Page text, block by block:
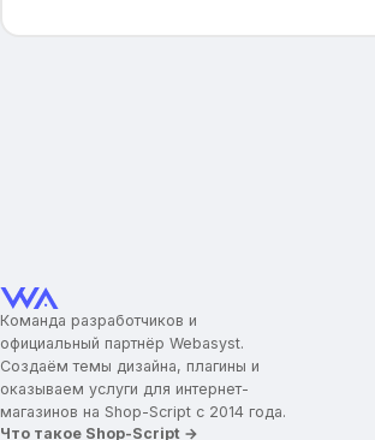
Команда разработчиков и
официальный партнёр Webasyst.
Создаём темы дизайна, плагины и
оказываем услуги для интернет-
магазинов на Shop-Script с 2014 года.
Что такое Shop-Script →